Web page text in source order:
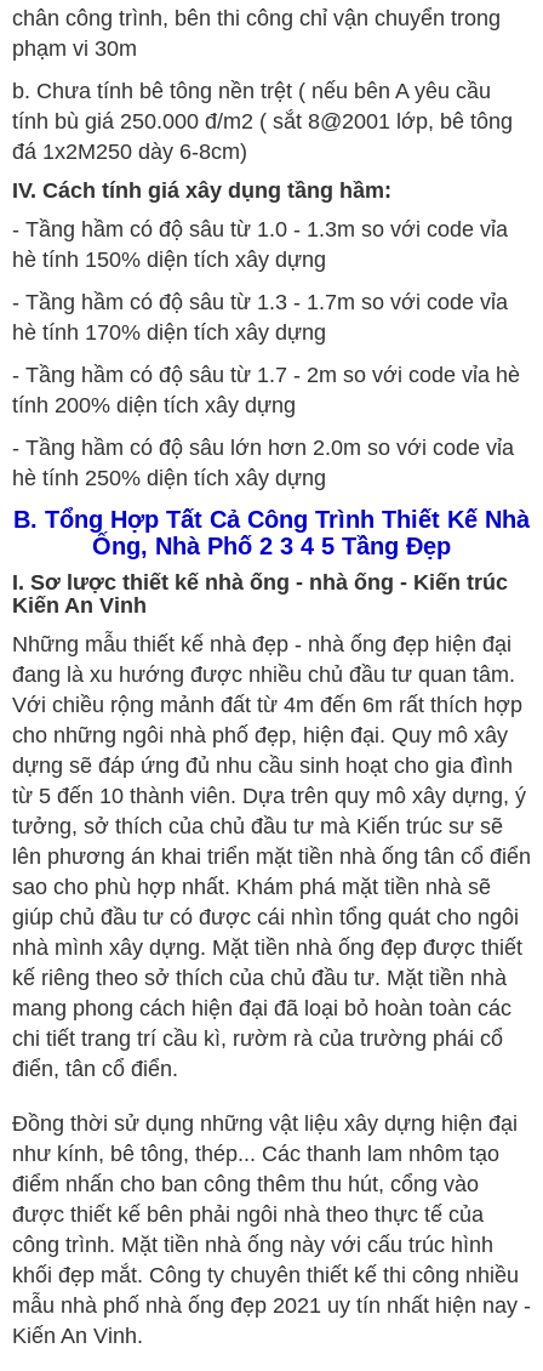
chân công trình, bên thi công chỉ vận chuyển trong
phạm vi 30m
b. Chưa tính bê tông nền trệt ( nếu bên A yêu cầu
tính bù giá 250.000 đ/m2 ( sắt 8@2001 lớp, bê tông
đá 1x2M250 dày 6-8cm)
IV. Cách tính giá xây dụng tầng hầm:
- Tầng hầm có độ sâu từ 1.0 - 1.3m so với code vỉa
hè tính 150% diện tích xây dựng
- Tầng hầm có độ sâu từ 1.3 - 1.7m so với code vỉa
hè tính 170% diện tích xây dựng
- Tầng hầm có độ sâu từ 1.7 - 2m so với code vỉa hè
tính 200% diện tích xây dựng
- Tầng hầm có độ sâu lớn hơn 2.0m so với code vỉa
hè tính 250% diện tích xây dựng
B. Tổng Hợp Tất Cả Công Trình Thiết Kế Nhà
Ống, Nhà Phố 2 3 4 5 Tầng Đẹp
I. Sơ lược thiết kế nhà ống - nhà ống - Kiến trúc
Kiến An Vinh
Những mẫu thiết kế nhà đẹp - nhà ống đẹp hiện đại
đang là xu hướng được nhiều chủ đầu tư quan tâm.
Với chiều rộng mảnh đất từ 4m đến 6m rất thích hợp
cho những ngôi nhà phố đẹp, hiện đại. Quy mô xây
dựng sẽ đáp ứng đủ nhu cầu sinh hoạt cho gia đình
từ 5 đến 10 thành viên. Dựa trên quy mô xây dựng, ý
tưởng, sở thích của chủ đầu tư mà Kiến trúc sư sẽ
lên phương án khai triển mặt tiền nhà ống tân cổ điển
sao cho phù hợp nhất. Khám phá mặt tiền nhà sẽ
giúp chủ đầu tư có được cái nhìn tổng quát cho ngôi
nhà mình xây dựng. Mặt tiền nhà ống đẹp được thiết
kế riêng theo sở thích của chủ đầu tư. Mặt tiền nhà
mang phong cách hiện đại đã loại bỏ hoàn toàn các
chi tiết trang trí cầu kì, rườm rà của trường phái cổ
điển, tân cổ điển.
Đồng thời sử dụng những vật liệu xây dựng hiện đại
như kính, bê tông, thép... Các thanh lam nhôm tạo
điểm nhấn cho ban công thêm thu hút, cổng vào
được thiết kế bên phải ngôi nhà theo thực tế của
công trình. Mặt tiền nhà ống này với cấu trúc hình
khối đẹp mắt. Công ty chuyên thiết kế thi công nhiều
mẫu nhà phố nhà ống đẹp 2021 uy tín nhất hiện nay -
Kiến An Vinh.